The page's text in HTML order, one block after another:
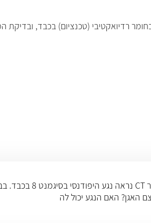
רדיואקטיבי (טכנציום) בכבד,